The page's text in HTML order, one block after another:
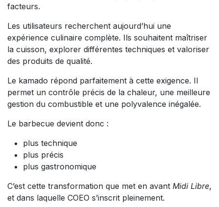
facteurs.
Les utilisateurs recherchent aujourd’hui une
expérience culinaire complète. Ils souhaitent maîtriser
la cuisson, explorer différentes techniques et valoriser
des produits de qualité.
Le kamado répond parfaitement à cette exigence. Il
permet un contrôle précis de la chaleur, une meilleure
gestion du combustible et une polyvalence inégalée.
Le barbecue devient donc :
plus technique
plus précis
plus gastronomique
C’est cette transformation que met en avant Midi Libre,
et dans laquelle COEO s’inscrit pleinement.